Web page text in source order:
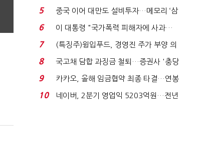
빈 매대 채우며 문 연 ...
5
중국 이어 대만도 설비투자…메모리 ‘삼
국전쟁’
6
이 대통령 "국가폭력 피해자에 사과…
적극적 조사로 진...
7
(특징주)윙입푸드, 경영진 주가 부양 의
지에 상한가...
8
국고채 담합 과징금 철퇴…증권사 '충당
금 폭탄' 우려...
9
카카오, 올해 임금협약 최종 타결…연봉
6.3% 인상·격려...
10
네이버, 2분기 영업익 5203억원…전년